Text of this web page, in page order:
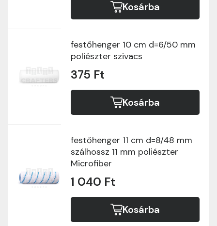
Kosárba
festőhenger 10 cm d=6/50 mm
poliészter szivacs
375 Ft
Kosárba
festőhenger 11 cm d=8/48 mm
szálhossz 11 mm poliészter
Microfiber
1 040 Ft
Kosárba